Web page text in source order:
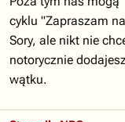
cyklu "Zapraszam
Sory, ale nikt nie
notorycznie
wątku.